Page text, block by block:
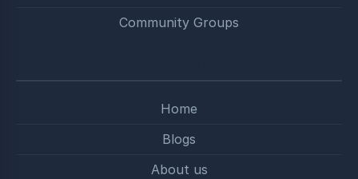
Community Groups
Home
Blogs
About us